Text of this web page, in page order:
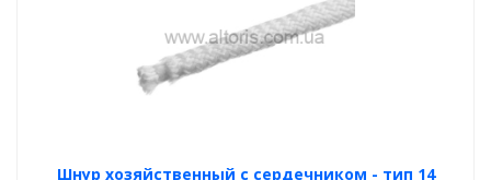
Шнур хозяйственный с сердечником - тип 14